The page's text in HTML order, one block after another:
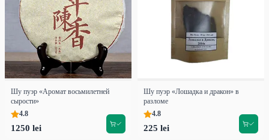
Шу пуэр «Аромат восьмилетней
сырости»
4.8
1250 lei
Шу пуэр «Лошадка и дракон» в
разломе
4.8
225 lei